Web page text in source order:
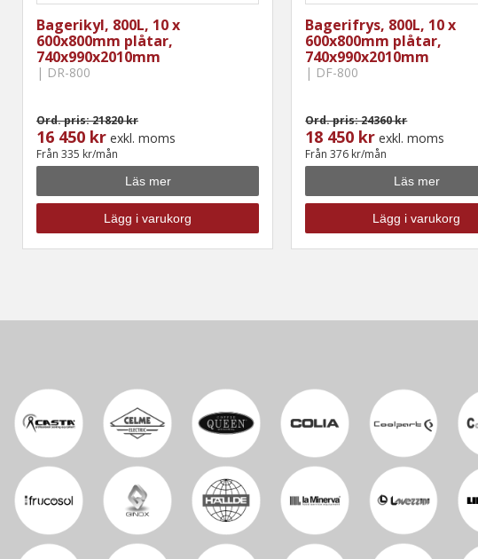
Bagerikyl, 800L, 10 x
600x800mm plåtar,
740x990x2010mm
| DR-800
Ord. pris: 21820 kr
16 450 kr exkl. moms
Från 335 kr/mån
Läs mer
Lägg i varukorg
Bagerifrys, 800L, 10 x
600x800mm plåtar,
740x990x2010mm
| DF-800
Ord. pris: 24360 kr
18 450 kr exkl. moms
Från 376 kr/mån
Läs mer
Lägg i varukorg